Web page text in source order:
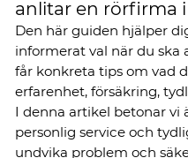
anlitar en rörfirma i
Den här guiden hjälper
informerat val när du ska
får konkreta tips om vad
erfarenhet, försäkring,
I denna artikel betonar vi
personlig service och
undvika problem och